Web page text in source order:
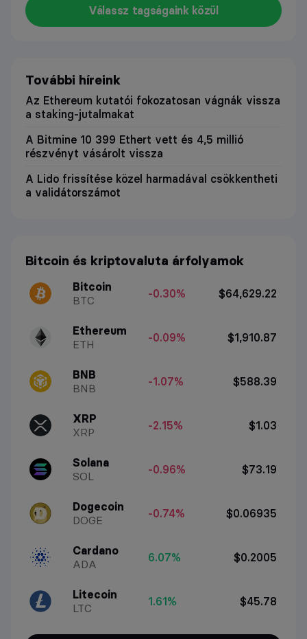
Válassz tagságaink közül
További híreink
Az Ethereum kutatói fokozatosan vágnák vissza
a staking-jutalmakat
A Bitmine 10 399 Ethert vett és 4,5 millió
részvényt vásárolt vissza
A Lido frissítése közel harmadával csökkentheti
a validátorszámot
Bitcoin és kriptovaluta árfolyamok
Bitcoin
BTC
-0.30% $64,629.22
Ethereum
ETH
-0.09% $1,910.87
BNB
BNB
-1.07% $588.39
XRP
XRP
-2.15% $1.03
Solana
SOL
-0.96% $73.19
Dogecoin
DOGE
-0.74% $0.06935
Cardano
ADA
6.07% $0.2005
Litecoin
LTC
1.61% $45.78